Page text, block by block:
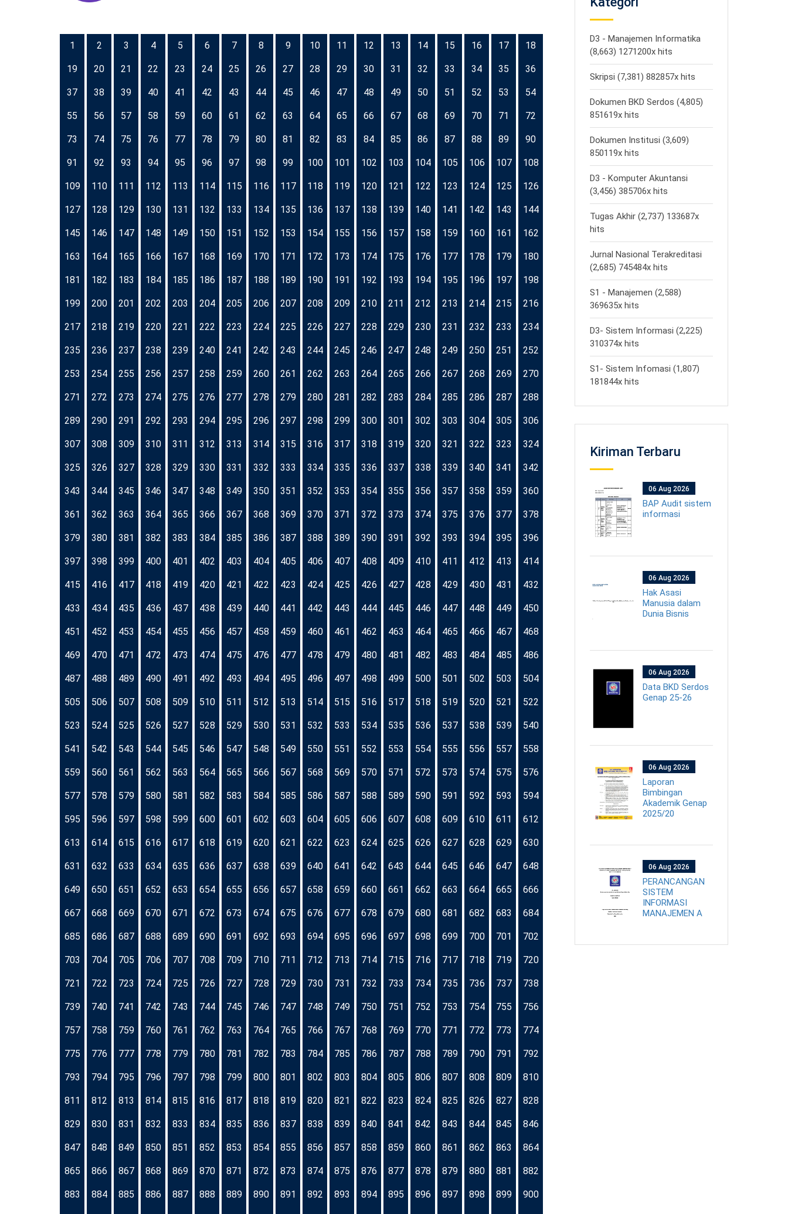
1 2 3 4 5 6 7 8 9 10 11 12 13 14 15 16 17 18
19 20 21 22 23 24 25 26 27 28 29 30 31 32 33 34 35 36
37 38 39 40 41 42 43 44 45 46 47 48 49 50 51 52 53 54
55 56 57 58 59 60 61 62 63 64 65 66 67 68 69 70 71 72
73 74 75 76 77 78 79 80 81 82 83 84 85 86 87 88 89 90
91 92 93 94 95 96 97 98 99 100 101 102 103 104 105 106 107 108
109 110 111 112 113 114 115 116 117 118 119 120 121 122 123 124 125 126
127 128 129 130 131 132 133 134 135 136 137 138 139 140 141 142 143 144
145 146 147 148 149 150 151 152 153 154 155 156 157 158 159 160 161 162
163 164 165 166 167 168 169 170 171 172 173 174 175 176 177 178 179 180
181 182 183 184 185 186 187 188 189 190 191 192 193 194 195 196 197 198
199 200 201 202 203 204 205 206 207 208 209 210 211 212 213 214 215 216
217 218 219 220 221 222 223 224 225 226 227 228 229 230 231 232 233 234
235 236 237 238 239 240 241 242 243 244 245 246 247 248 249 250 251 252
253 254 255 256 257 258 259 260 261 262 263 264 265 266 267 268 269 270
271 272 273 274 275 276 277 278 279 280 281 282 283 284 285 286 287 288
289 290 291 292 293 294 295 296 297 298 299 300 301 302 303 304 305 306
307 308 309 310 311 312 313 314 315 316 317 318 319 320 321 322 323 324
325 326 327 328 329 330 331 332 333 334 335 336 337 338 339 340 341 342
343 344 345 346 347 348 349 350 351 352 353 354 355 356 357 358 359 360
361 362 363 364 365 366 367 368 369 370 371 372 373 374 375 376 377 378
379 380 381 382 383 384 385 386 387 388 389 390 391 392 393 394 395 396
397 398 399 400 401 402 403 404 405 406 407 408 409 410 411 412 413 414
415 416 417 418 419 420 421 422 423 424 425 426 427 428 429 430 431 432
433 434 435 436 437 438 439 440 441 442 443 444 445 446 447 448 449 450
451 452 453 454 455 456 457 458 459 460 461 462 463 464 465 466 467 468
469 470 471 472 473 474 475 476 477 478 479 480 481 482 483 484 485 486
487 488 489 490 491 492 493 494 495 496 497 498 499 500 501 502 503 504
505 506 507 508 509 510 511 512 513 514 515 516 517 518 519 520 521 522
523 524 525 526 527 528 529 530 531 532 533 534 535 536 537 538 539 540
541 542 543 544 545 546 547 548 549 550 551 552 553 554 555 556 557 558
559 560 561 562 563 564 565 566 567 568 569 570 571 572 573 574 575 576
577 578 579 580 581 582 583 584 585 586 587 588 589 590 591 592 593 594
595 596 597 598 599 600 601 602 603 604 605 606 607 608 609 610 611 612
613 614 615 616 617 618 619 620 621 622 623 624 625 626 627 628 629 630
631 632 633 634 635 636 637 638 639 640 641 642 643 644 645 646 647 648
649 650 651 652 653 654 655 656 657 658 659 660 661 662 663 664 665 666
667 668 669 670 671 672 673 674 675 676 677 678 679 680 681 682 683 684
685 686 687 688 689 690 691 692 693 694 695 696 697 698 699 700 701 702
703 704 705 706 707 708 709 710 711 712 713 714 715 716 717 718 719 720
721 722 723 724 725 726 727 728 729 730 731 732 733 734 735 736 737 738
739 740 741 742 743 744 745 746 747 748 749 750 751 752 753 754 755 756
757 758 759 760 761 762 763 764 765 766 767 768 769 770 771 772 773 774
775 776 777 778 779 780 781 782 783 784 785 786 787 788 789 790 791 792
793 794 795 796 797 798 799 800 801 802 803 804 805 806 807 808 809 810
811 812 813 814 815 816 817 818 819 820 821 822 823 824 825 826 827 828
829 830 831 832 833 834 835 836 837 838 839 840 841 842 843 844 845 846
847 848 849 850 851 852 853 854 855 856 857 858 859 860 861 862 863 864
865 866 867 868 869 870 871 872 873 874 875 876 877 878 879 880 881 882
883 884 885 886 887 888 889 890 891 892 893 894 895 896 897 898 899 900
D3 - Manajemen Informatika
(8,663) 1271200x hits
Skripsi (7,381) 882857x hits
Dokumen BKD Serdos (4,805)
851619x hits
Dokumen Institusi (3,609)
850119x hits
D3 - Komputer Akuntansi
(3,456) 385706x hits
Tugas Akhir (2,737) 133687x
hits
Jurnal Nasional Terakreditasi
(2,685) 745484x hits
S1 - Manajemen (2,588)
369635x hits
D3- Sistem Informasi (2,225)
310374x hits
S1- Sistem Infomasi (1,807)
181844x hits
Kiriman Terbaru
06 Aug 2026
BAP Audit sistem
informasi
06 Aug 2026
Hak Asasi
Manusia dalam
Dunia Bisnis
06 Aug 2026
Data BKD Serdos
Genap 25-26
06 Aug 2026
Laporan
Bimbingan
Akademik Genap
2025/20
06 Aug 2026
PERANCANGAN
SISTEM
INFORMASI
MANAJEMEN A